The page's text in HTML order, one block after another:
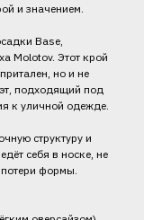
и значением.
Base,
Molotov. Этот крой
но и не
подходящий под
к уличной одежде.
структуру и
себя в носке, не
формы.